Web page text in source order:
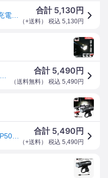
合計 5,130 円
（+送料） 税込 5,130円
合計 5,490 円
（送料無料） 税込 5,490円
合計 5,490 円
（+送料） 税込 5,490円